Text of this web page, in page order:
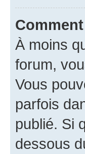
À moins
forum,
Vous
parfois
publié. Si
dessous